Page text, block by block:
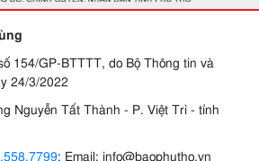
154/GP-BTTTT, do Bộ Thông tin và
24/3/2022
Nguyễn Tất Thành - P. Việt Trì - tỉnh
; Email: info@baophutho.vn